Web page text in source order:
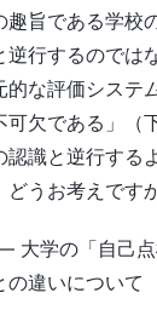
趣旨である学校
逆行するので
的な評価システ
可欠である」（
認識と逆行する
うお考えですか
大学の「自己
の違いについて